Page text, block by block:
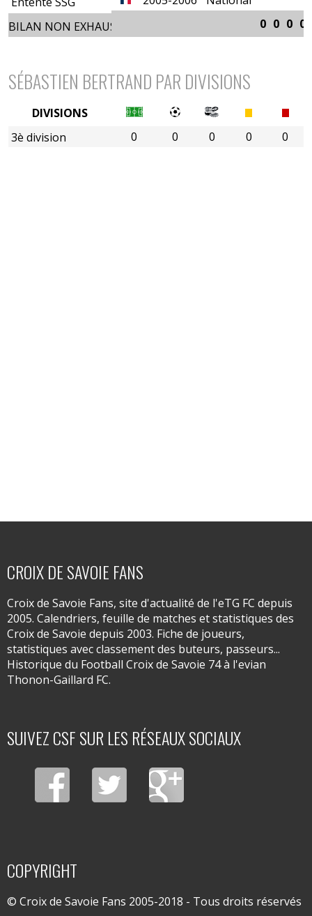
0 0 0 0
BILAN NON EXHAUSTIF
SÉBASTIEN BERTRAND PAR DIVISIONS
0 0 0 0 0
DIVISIONS
3è division
CROIX DE SAVOIE FANS
Croix de Savoie Fans, site d'actualité de l'eTG FC depuis
2005. Calendriers, feuille de matches et statistiques des
Croix de Savoie depuis 2003. Fiche de joueurs,
statistiques avec classement des buteurs, passeurs...
Historique du Football Croix de Savoie 74 à l'evian
Thonon-Gaillard FC.
SUIVEZ CSF SUR LES RÉSEAUX SOCIAUX
COPYRIGHT
© Croix de Savoie Fans 2005-2018 - Tous droits réservés